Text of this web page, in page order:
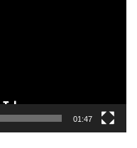
01:47